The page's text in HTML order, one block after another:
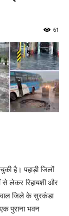
61
है। पहाड़ी जिलों
लेकर रिहायशी और
जिले के सुरकंडा
पुराना भवन